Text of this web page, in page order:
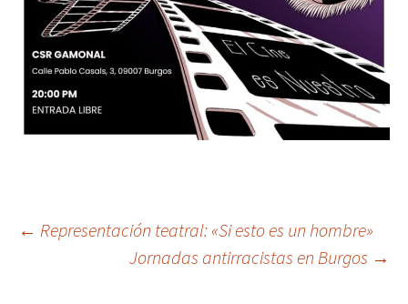
Post
← Representación teatral: «Si esto es un hombre»
Jornadas antirracistas en Burgos →